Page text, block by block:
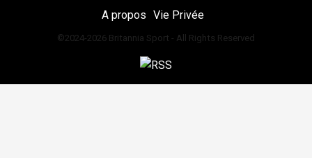
A propos Vie Privée
©2024-2026 Britannia Sport - All Rights Reserved